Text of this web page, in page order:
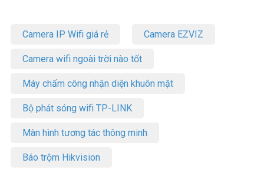
Camera IP Wifi giá rẻ Camera EZVIZ
Camera wifi ngoài trời nào tốt
Máy chấm công nhận diện khuôn mặt
Bộ phát sóng wifi TP-LINK
Màn hình tương tác thông minh
Báo trộm Hikvision